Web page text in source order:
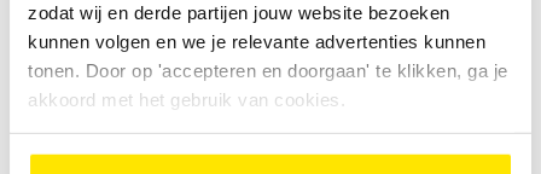
zodat wij en derde partijen jouw website bezoeken
kunnen volgen en we je relevante advertenties kunnen
tonen. Door op 'accepteren en doorgaan' te klikken, ga je
akkoord met het gebruik van cookies.
Strijen